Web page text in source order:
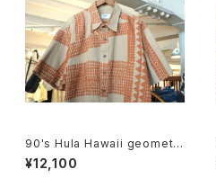
90's Hula Hawaii geometri
c tribal pattern Shirt
¥12,100